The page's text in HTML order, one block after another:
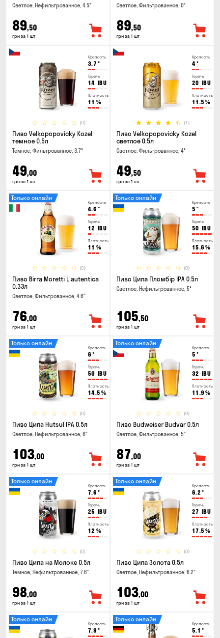
Светлое, Нефильтрованное, 4.5°
89,50
грн за 1 шт
Светлое, Фильтрованное, 0°
89,50
грн за 1 шт
Крепость
3.7 °
Горечь
14 IBU
Плотность
11 %
(0)
Пиво Velkopopovicky Kozel
темное 0.5л
Темное, Фильтрованное, 3.7°
49,00
грн за 1 шт
Крепость
4°
Горечь
20 IBU
Плотность
11.5 %
(1)
Пиво Velkopopovicky Kozel
светлое 0.5л
Светлое, Фильтрованное, 4°
49,50
грн за 1 шт
Крепость
4.6 °
Горечь
12 IBU
Плотность
11 %
(0)
Только онлайн
Пиво Birra Moretti L'autentica
0.33л
Светлое, Фильтрованное, 4.6°
76,00
грн за 1 шт
Крепость
5 °
Горечь
50 IBU
Плотность
15.6 %
(0)
Только онлайн
Пиво Ципа Пломбір IPA 0.5л
Светлое, Нефильтрованное, 5°
105,50
грн за 1 шт
Крепость
6 °
Горечь
50 IBU
Плотность
14.5 %
(0)
Только онлайн
Пиво Ципа Hutsul IPA 0.5л
Светлое, Нефильтрованное, 6°
103,00
грн за 1 шт
Крепость
5 °
Горечь
32 IBU
Плотность
11.9 %
(0)
Только онлайн
Пиво Budweiser Budvar 0.5л
Светлое, Фильтрованное, 5°
87,00
грн за 1 шт
Крепость
7.6 °
Горечь
25 IBU
Плотность
12 %
(0)
Только онлайн
Пиво Ципа на Молоке 0.5л
Темное, Нефильтрованное, 7.6°
98,00
грн за 1 шт
Крепость
6.2 °
Горечь
27 IBU
Плотность
17.5 %
(0)
Только онлайн
Пиво Ципа Золота 0.5л
Светлое, Нефильтрованное, 6.2°
103,00
грн за 1 шт
Крепость
7.9 °
Только онлайн
Крепость
5.1 °
Только онлайн